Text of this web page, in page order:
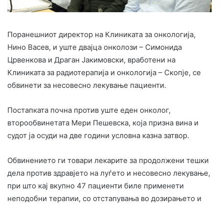
Поранешниот директор на Клиниката за онкологија,
Нино Васев, и уште двајца онколози – Симонида
Црвенкова и Драган Јакимовски, вработени на
Клиниката за радиотерапија и онкологија – Скопје, се
обвинети за несовесно лекување пациенти.
Постапката почна против уште еден онколог,
второобвинетата Мери Пешевска, која призна вина и
судот ја осуди на две години условна казна затвор.
Обвинението ги товари лекарите за продолжени тешки
дела против здравјето на луѓето и несовесно лекување,
при што кај вкупно 47 пациенти биле применети
неподобни терапии, со отстапувања во дозирањето и